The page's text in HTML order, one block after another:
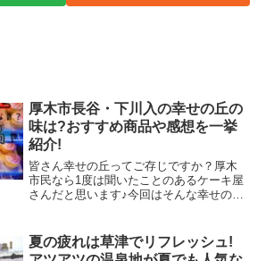
厚木市長谷・下川入の幸せの丘の
味は?おすすめ商品や感想を一挙
紹介!
皆さん幸せの丘ってご存じですか？厚木
市民なら1度は聞いたことのあるケーキ屋
さんだと思います♪今回はそんな幸せの丘
で、店内の様子やおすすめ商品も詳しく
お伝えしていきますよ...
夏の疲れは草津でリフレッシュ!